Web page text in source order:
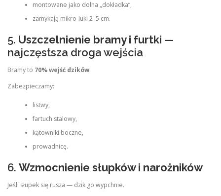
montowane jako dolna „dokładka”,
zamykają mikro‑luki 2–5 cm.
5. Uszczelnienie bramy i furtki —
najczęstsza droga wejścia
Bramy to 70% wejść dzików.
Zabezpieczamy:
listwy,
fartuch stalowy,
kątowniki boczne,
prowadnicę.
6. Wzmocnienie słupków i narożników
Jeśli słupek się rusza — dzik go wypchnie.